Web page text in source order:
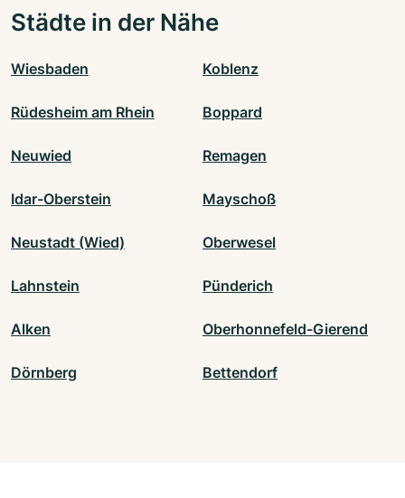
Städte in der Nähe
Wiesbaden Koblenz
Rüdesheim am Rhein Boppard
Neuwied Remagen
Idar-Oberstein Mayschoß
Neustadt (Wied) Oberwesel
Lahnstein Pünderich
Alken Oberhonnefeld-Gierend
Dörnberg Bettendorf